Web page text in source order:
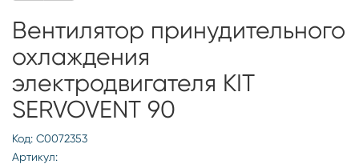
Вентилятор принудительного
охлаждения
электродвигателя KIT
SERVOVENT 90
Код: С0072353
Артикул: